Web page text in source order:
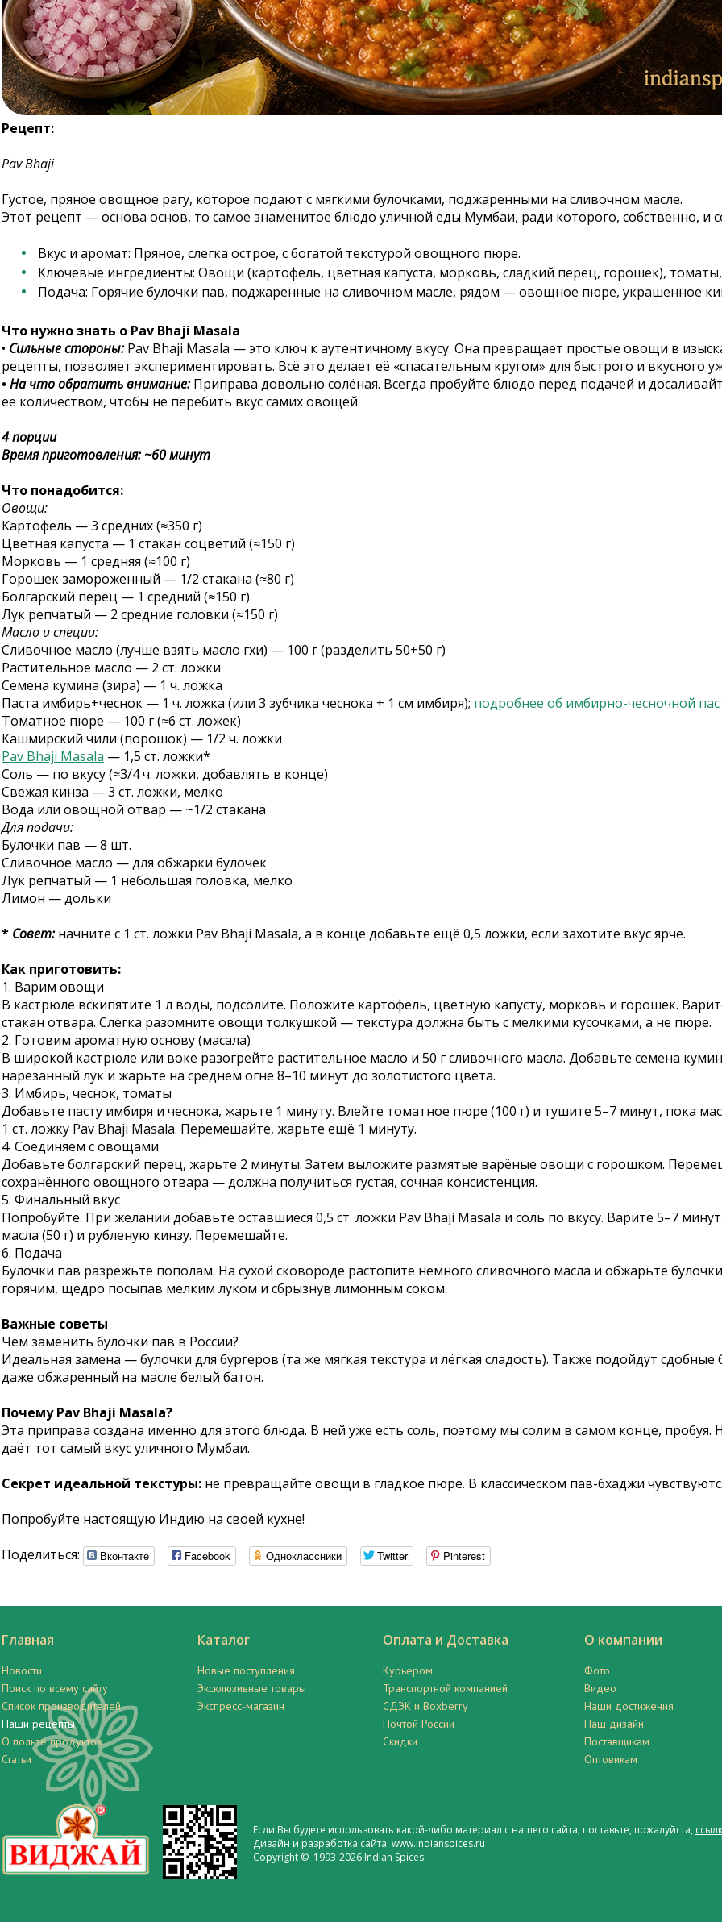
Рецепт:
Pav Bhaji
Густое, пряное овощное рагу, которое подают с мягкими булочками, поджаренными на сливочном масле.
Этот рецепт — основа основ, то самое знаменитое блюдо уличной еды Мумбаи, ради которого, собственно, и
Вкус и аромат: Пряное, слегка острое, с богатой текстурой овощного пюре.
Ключевые ингредиенты: Овощи (картофель, цветная капуста, морковь, сладкий перец, горошек), томаты,
Подача: Горячие булочки пав, поджаренные на сливочном масле, рядом — овощное пюре, украшенное
Что нужно знать о Pav Bhaji Masala
• Сильные стороны:Pav Bhaji Masala — это ключ к аутентичному вкусу. Она превращает простые овощи в
рецепты, позволяет экспериментировать. Всё это делает её «спасательным кругом» для быстрого и вкусного
• На что обратить внимание:Приправа довольно солёная. Всегда пробуйте блюдо перед подачей и
её количеством, чтобы не перебить вкус самих овощей.
4 порции
Время приготовления: ~60 минут
Что понадобится:
Овощи:
Картофель — 3 средних (≈350 г)
Цветная капуста — 1 стакан соцветий (≈150 г)
Морковь — 1 средняя (≈100 г)
Горошек замороженный — 1/2 стакана (≈80 г)
Болгарский перец — 1 средний (≈150 г)
Лук репчатый — 2 средние головки (≈150 г)
Масло и специи:
Сливочное масло (лучше взять масло гхи) — 100 г (разделить 50+50 г)
Растительное масло — 2 ст. ложки
Семена кумина (зира) — 1 ч. ложка
Паста имбирь+чеснок — 1 ч. ложка (или 3 зубчика чеснока + 1 см имбиря); подробнее об имбирно-чесночной
Томатное пюре — 100 г (≈6 ст. ложек)
Кашмирский чили (порошок) — 1/2 ч. ложки
Pav Bhaji Masala — 1,5 ст. ложки*
Соль — по вкусу (≈3/4 ч. ложки, добавлять в конце)
Свежая кинза — 3 ст. ложки, мелко
Вода или овощной отвар — ~1/2 стакана
Для подачи:
Булочки пав — 8 шт.
Сливочное масло — для обжарки булочек
Лук репчатый — 1 небольшая головка, мелко
Лимон — дольки
* Совет: начните с 1 ст. ложки Pav Bhaji Masala, а в конце добавьте ещё 0,5 ложки, если захотите вкус ярче.
Как приготовить:
1. Варим овощи
В кастрюле вскипятите 1 л воды, подсолите. Положите картофель, цветную капусту, морковь и горошек.
стакан отвара. Слегка разомните овощи толкушкой — текстура должна быть с мелкими кусочками, а не пюре.
2. Готовим ароматную основу (масала)
В широкой кастрюле или воке разогрейте растительное масло и 50 г сливочного масла. Добавьте семена
нарезанный лук и жарьте на среднем огне 8–10 минут до золотистого цвета.
3. Имбирь, чеснок, томаты
Добавьте пасту имбиря и чеснока, жарьте 1 минуту. Влейте томатное пюре (100 г) и тушите 5–7 минут, пока
1 ст. ложку Pav Bhaji Masala. Перемешайте, жарьте ещё 1 минуту.
4. Соединяем с овощами
Добавьте болгарский перец, жарьте 2 минуты. Затем выложите размятые варёные овощи с горошком.
сохранённого овощного отвара — должна получиться густая, сочная консистенция.
5. Финальный вкус
Попробуйте. При желании добавьте оставшиеся 0,5 ст. ложки Pav Bhaji Masala и соль по вкусу. Варите 5–7
масла (50 г) и рубленую кинзу. Перемешайте.
6. Подача
Булочки пав разрежьте пополам. На сухой сковороде растопите немного сливочного масла и обжарьте
горячим, щедро посыпав мелким луком и сбрызнув лимонным соком.
Важные советы
Чем заменить булочки пав в России?
Идеальная замена — булочки для бургеров (та же мягкая текстура и лёгкая сладость). Также подойдут
даже обжаренный на масле белый батон.
Почему Pav Bhaji Masala?
Эта приправа создана именно для этого блюда. В ней уже есть соль, поэтому мы солим в самом конце,
даёт тот самый вкус уличного Мумбаи.
Секрет идеальной текстуры: не превращайте овощи в гладкое пюре. В классическом пав-бхаджи
Попробуйте настоящую Индию на своей кухне!
Поделиться:
Вконтакте Facebook Одноклассники Twitter Pinterest
Главная
Новости
Поиск по всему сайту
Список производителей
Наши рецепты
О пользе продуктов
Статьи
Каталог
Новые поступления
Эксклюзивные товары
Экспресс-магазин
Оплата и Доставка
Курьером
Транспортной компанией
СДЭК и Boxberry
Почтой России
Скидки
О компании
Фото
Видео
Наши достижения
Наш дизайн
Поставщикам
Оптовикам
Если Вы будете использовать какой-либо материал с нашего сайта, поставьте, пожалуйста,
Дизайн и разработка сайта www.indianspices.ru
Copyright © 1993-2026 Indian Spices